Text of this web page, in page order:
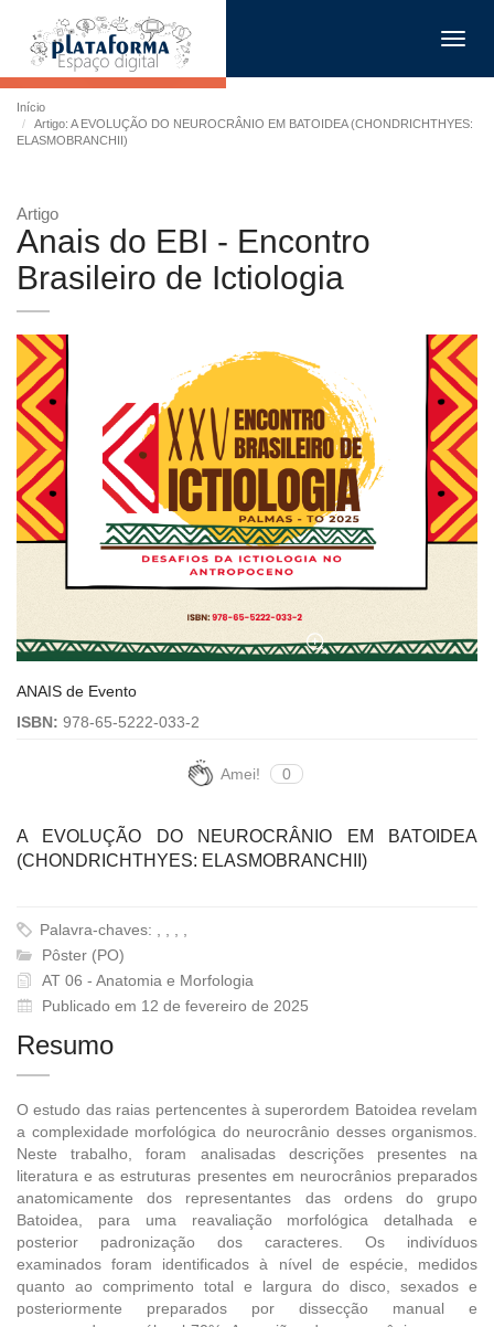
Início
Artigo: A EVOLUÇÃO DO NEUROCRÂNIO EM BATOIDEA (CHONDRICHTHYES:
ELASMOBRANCHII)
Artigo
Anais do EBI - Encontro
Brasileiro de Ictiologia
ANAIS de Evento
ISBN: 978-65-5222-033-2
Amei! 0
A EVOLUÇÃO DO NEUROCRÂNIO EM BATOIDEA
(CHONDRICHTHYES: ELASMOBRANCHII)
Palavra-chaves: , , , ,
Pôster (PO)
AT 06 - Anatomia e Morfologia
Publicado em 12 de fevereiro de 2025
Resumo
O estudo das raias pertencentes à superordem Batoidea revelam
a complexidade morfológica do neurocrânio desses organismos.
Neste trabalho, foram analisadas descrições presentes na
literatura e as estruturas presentes em neurocrânios preparados
anatomicamente dos representantes das ordens do grupo
Batoidea, para uma reavaliação morfológica detalhada e
posterior padronização dos caracteres. Os indivíduos
examinados foram identificados à nível de espécie, medidos
quanto ao comprimento total e largura do disco, sexados e
posteriormente preparados por dissecção manual e